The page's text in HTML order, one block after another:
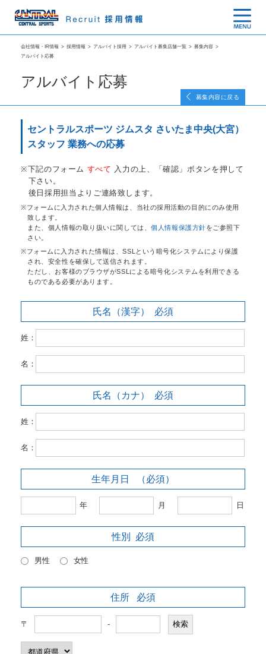
会社情報・IR情報 > 採用情報 > アルバイト採用 > アルバイト募集店舗一覧 > 募集内容 >
アルバイト応募
アルバイト応募
募集内容に戻る
セントラルスポーツ ジムスタ さいたま中央(大宮）
スタッフ 業務への応募
下記のフォーム すべて 入力の上、「確認」ボタンを押して
下さい。
後日採用担当よりご連絡致します。
フォームに入力された個人情報は、当社の採用活動の目的にのみ使用
致します。
また、個人情報の取り扱いに関しては、個人情報保護方針をご参照下
さい。
フォームに入力された情報は、SSLという暗号化システムにより保護
され、安全性を確保して送信されます。
ただし、お客様のブラウザがSSLによる暗号化システムを利用できる
ものである必要があります。
氏名（漢字） 必須
姓：
名：
氏名（カナ） 必須
姓：
名：
生年月日 （必須）
年 月 日
性別 必須
男性 女性
住所 必須
〒 -